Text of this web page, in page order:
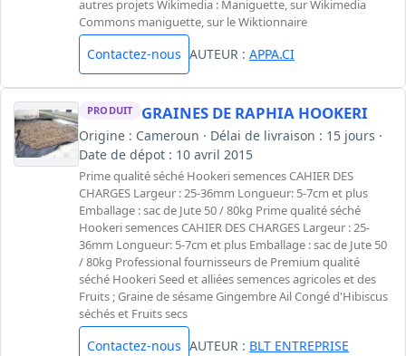
autres projets Wikimedia : Maniguette, sur Wikimedia
Commons maniguette, sur le Wiktionnaire
Contactez-nous AUTEUR : APPA.CI
PRODUIT GRAINES DE RAPHIA HOOKERI
Origine : Cameroun · Délai de livraison : 15 jours ·
Date de dépot : 10 avril 2015
Prime qualité séché Hookeri semences CAHIER DES
CHARGES Largeur : 25-36mm Longueur: 5-7cm et plus
Emballage : sac de Jute 50 / 80kg Prime qualité séché
Hookeri semences CAHIER DES CHARGES Largeur : 25-
36mm Longueur: 5-7cm et plus Emballage : sac de Jute 50
/ 80kg Professional fournisseurs de Premium qualité
séché Hookeri Seed et alliées semences agricoles et des
Fruits ; Graine de sésame Gingembre Ail Congé d'Hibiscus
séchés et Fruits secs
Contactez-nous AUTEUR : BLT ENTREPRISE